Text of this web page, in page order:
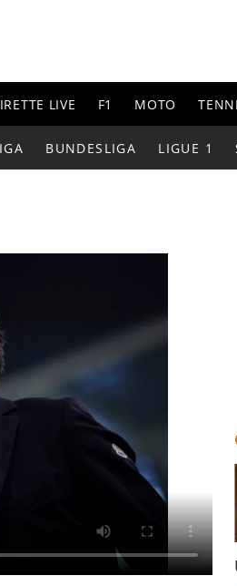
LIVE F1 MOTO
BUNDESLIGA LIGUE 1